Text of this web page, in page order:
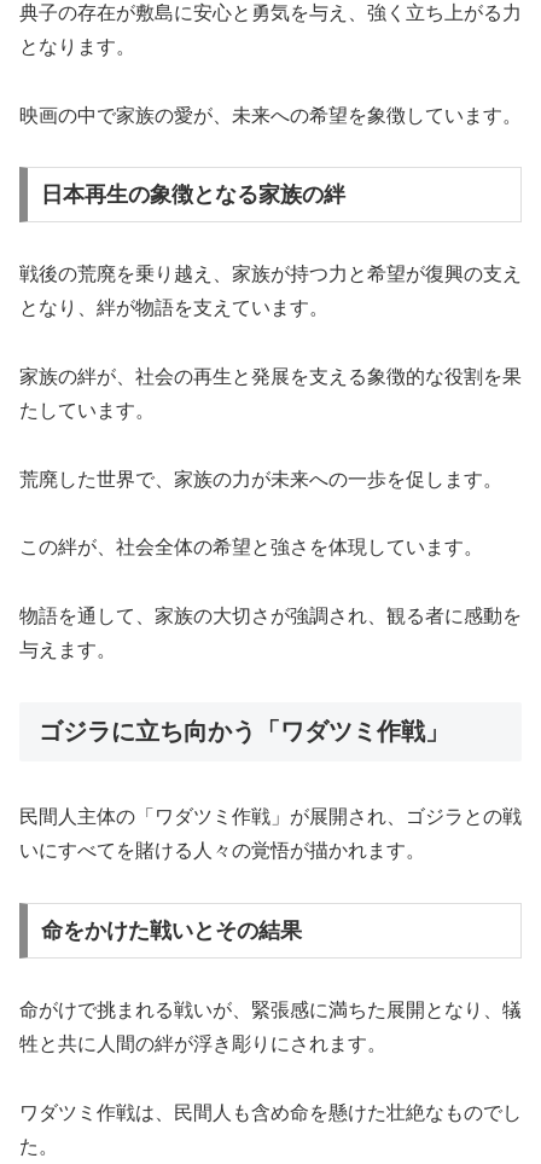
典子の存在が敷島に安心と勇気を与え、強く立ち上がる力
となります。
映画の中で家族の愛が、未来への希望を象徴しています。
日本再生の象徴となる家族の絆
戦後の荒廃を乗り越え、家族が持つ力と希望が復興の支え
となり、絆が物語を支えています。
家族の絆が、社会の再生と発展を支える象徴的な役割を果
たしています。
荒廃した世界で、家族の力が未来への一歩を促します。
この絆が、社会全体の希望と強さを体現しています。
物語を通して、家族の大切さが強調され、観る者に感動を
与えます。
ゴジラに立ち向かう「ワダツミ作戦」
民間人主体の「ワダツミ作戦」が展開され、ゴジラとの戦
いにすべてを賭ける人々の覚悟が描かれます。
命をかけた戦いとその結果
命がけで挑まれる戦いが、緊張感に満ちた展開となり、犠
牲と共に人間の絆が浮き彫りにされます。
ワダツミ作戦は、民間人も含め命を懸けた壮絶なものでし
た。